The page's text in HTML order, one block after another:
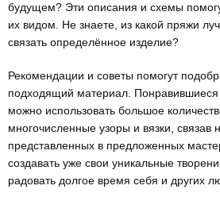
будущем? Эти описания и схемы
их видом. Не знаете, из какой пряжи
связать определённое изделие?
Рекомендации и советы помогут
подходящий материал.
можно использовать большое
многочисленные узоры и вязки, связав
представленных в предложенных
создавать уже свои уникальные
радовать долгое время себя и других